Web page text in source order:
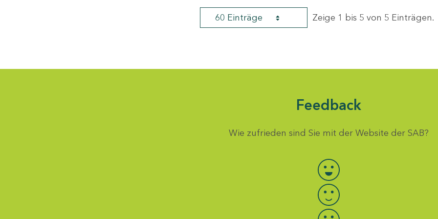
60 Einträge Zeige 1 bis 5 von 5 Einträgen.
Feedback
Wie zufrieden sind Sie mit der Website der SAB?
Bewertung auswählen